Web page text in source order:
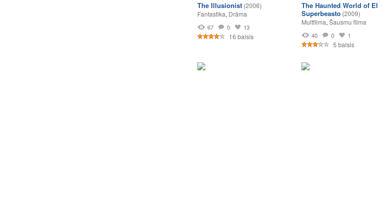
The Illusionist (2006)
Fantastika, Drāma
67 0 13
16 balsis
The Haunted World of El
Superbeasto (2009)
Multfilma, Šausmu filma
40 0 1
5 balsis